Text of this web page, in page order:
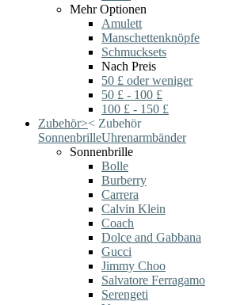
Mehr Optionen
Amulett
Manschettenknöpfe
Schmucksets
Nach Preis
50 £ oder weniger
50 £ - 100 £
100 £ - 150 £
Zubehör>< Zubehör
SonnenbrilleUhrenarmbänder
Sonnenbrille
Bolle
Burberry
Carrera
Calvin Klein
Coach
Dolce and Gabbana
Gucci
Jimmy Choo
Salvatore Ferragamo
Serengeti